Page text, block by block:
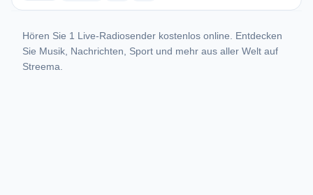
Hören Sie 1 Live-Radiosender kostenlos online. Entdecken
Sie Musik, Nachrichten, Sport und mehr aus aller Welt auf
Streema.